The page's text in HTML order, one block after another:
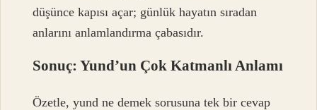
düşünce kapısı açar; günlük hayatın sıradan
anlarını anlamlandırma çabasıdır.
Sonuç: Yund’un Çok Katmanlı Anlamı
Özetle, yund ne demek sorusuna tek bir cevap